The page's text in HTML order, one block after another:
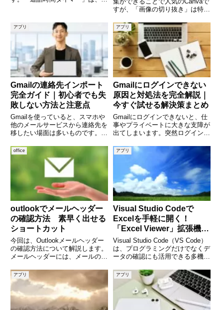
されている方向けのアプリです。
契約で、「5分以内の通話なら何
度でも無料」に入られている
すが、「画像の切り抜き」は特に
す。背景を削除したり、人物だけ
を抜き出したり、不要な部分をト
リミングしたりと、使いこなせば
デザインのクオリティが一気に
アプリ
Gmailの連絡先インポート
完全ガイド｜初心者でも失
敗しない方法と注意点
Gmailを使っていると、スマホや
他のメールサービスから連絡先を
移したい場面は多いものです。特
メールからの乗り換え時には「連
絡先のインポート」が欠かせませ
ん。しかし、「やり方が分からな
い」「文字化けす
アプリ
Gmailにログインできない
原因と対処法を完全解説｜
今すぐ試せる解決策まとめ
Gmailにログインできないと、仕
事やプライベートに大きな支障が
出てしまいます。突然ログインで
れたのか」「アカウントが乗っ取
られたのか」と不安になる方も多
いでしょう。しかし、Gmailにロ
グインできない原因の多
office
outlookでメールヘッダー
の確認方法 素早く出せる
ショートカット
今回は、Outlookメールヘッダー
の確認方法について解説します。
メールヘッダーには、メールの送
イルの種類など、さまざまな情報
が含まれています。メールヘッダ
ーの情報は、迷惑メール対策や、
メールの送信経路を確認す
アプリ
Visual Studio Codeで
Excelを手軽に開く！
「Excel Viewer」拡張機能
のインストールと使い方を
徹底解説
Visual Studio Code（VS Code）
は、プログラミングだけでなくデ
ータの確認にも活用できる多機能
ルを扱う機会が多い方におすすめ
なのが「Excel Viewer」という拡
張機能。これを導入す
アプリ アプリ